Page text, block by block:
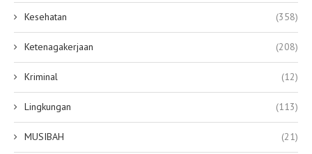
Kesehatan (358)
Ketenagakerjaan (208)
Kriminal (12)
Lingkungan (113)
MUSIBAH (21)